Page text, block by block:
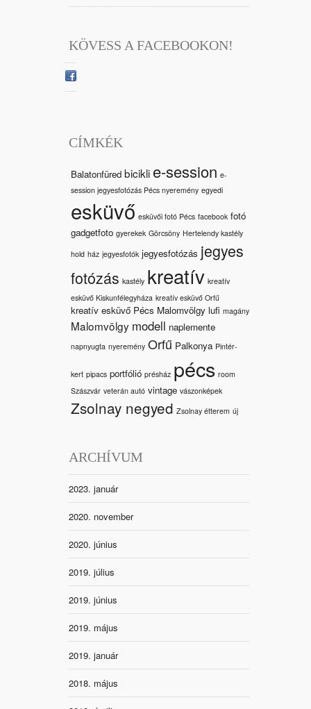
KÖVESS A FACEBOOKON!
CÍMKÉK
Balatonfüred bicikli e-session e-
session jegyesfotózás Pécs nyeremény egyedi
esküvő esküvői fotó Pécs facebook fotó
gadgetfoto gyerekek Görcsöny Hertelendy kastély
hold ház jegyesfotók jegyesfotózás jegyes
fotózás kastély kreatív kreatív
esküvő Kiskunfélegyháza kreatív esküvő Orfű
kreatív esküvő Pécs Malomvölgy lufi magány
Malomvölgy modell naplemente
napnyugta nyeremény Orfű Palkonya Pintér-
kert pipacs portfólió présház pécs room
Szászvár veterán autó vintage vászonképek
Zsolnay negyed Zsolnay étterem új
ARCHÍVUM
2023. január
2020. november
2020. június
2019. július
2019. június
2019. május
2019. január
2018. május